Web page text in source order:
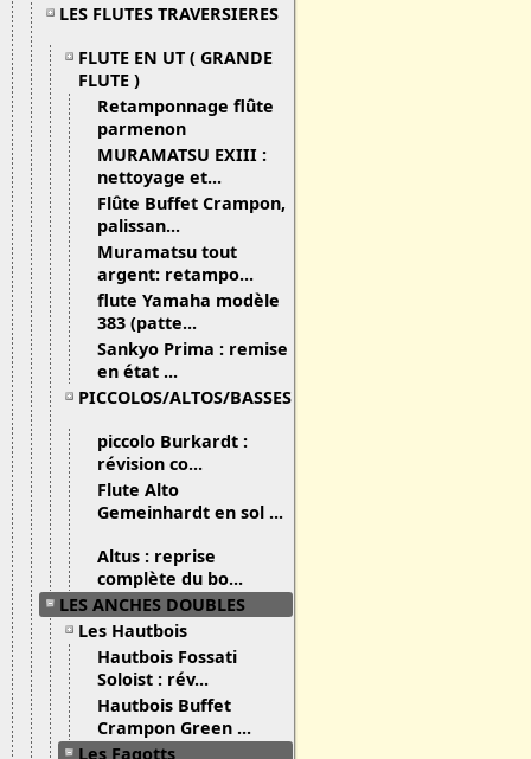
LES FLUTES TRAVERSIERES
FLUTE EN UT ( GRANDE
FLUTE )
Retamponnage flûte
parmenon
MURAMATSU EXIII :
nettoyage et...
Flûte Buffet Crampon,
palissan...
Muramatsu tout
argent: retampo...
flute Yamaha modèle
383 (patte...
Sankyo Prima : remise
en état ...
PICCOLOS/ALTOS/BASSES
piccolo Burkardt :
révision co...
Flute Alto
Gemeinhardt en sol ...
Altus : reprise
complète du bo...
LES ANCHES DOUBLES
Les Hautbois
Hautbois Fossati
Soloist : rév...
Hautbois Buffet
Crampon Green ...
Les Fagotts